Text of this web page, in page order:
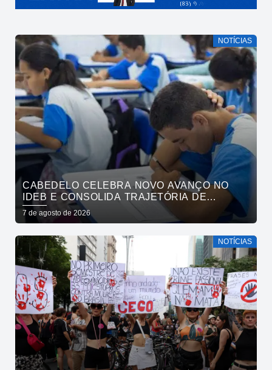
NOTÍCIAS
CABEDELO CELEBRA NOVO AVANÇO NO
IDEB E CONSOLIDA TRAJETÓRIA DE
CRESCIMENTO NA EDUCAÇÃO PÚBLICA
7 de agosto de 2026
NOTÍCIAS